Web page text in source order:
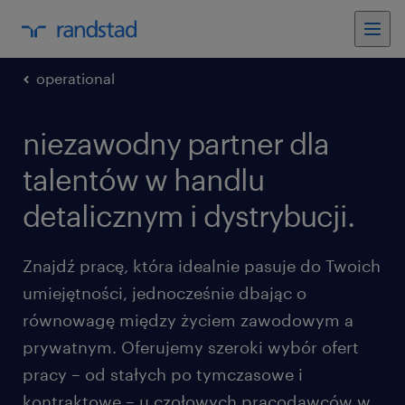
operational
niezawodny partner dla
talentów w handlu
detalicznym i dystrybucji.
Znajdź pracę, która idealnie pasuje do Twoich
umiejętności, jednocześnie dbając o
równowagę między życiem zawodowym a
prywatnym. Oferujemy szeroki wybór ofert
pracy – od stałych po tymczasowe i